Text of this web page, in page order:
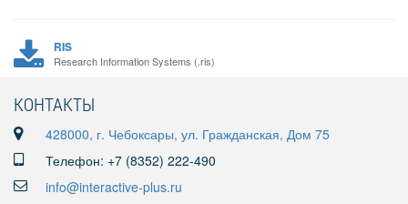
RIS
Research Information Systems (.ris)
КОНТАКТЫ
428000, г. Чебоксары, ул. Гражданская, Дом 75
Телефон: +7 (8352) 222-490
info@interactive-plus.ru